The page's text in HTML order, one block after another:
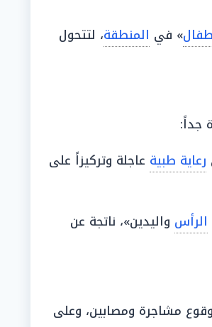
» في المنطقة، لتتحول
جداً:
رعاية طبية عاجلة وتركيزاً على
الرأس واليدين»، ناتجة عن
مشاجرة ومصابين، وعلى